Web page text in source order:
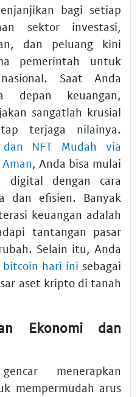
bagi setiap
sektor investasi,
dan peluang kini
pemerintah untuk
Saat Anda
depan keuangan,
sangatlah krusial
terjaga nilainya.
NFT Mudah via
, Anda bisa mulai
digital dengan cara
dan efisien. Banyak
keuangan adalah
tantangan pasar
Selain itu, Anda
bitcoin hari ini sebagai
aset kripto di tanah
Ekonomi dan
menerapkan
mempermudah arus